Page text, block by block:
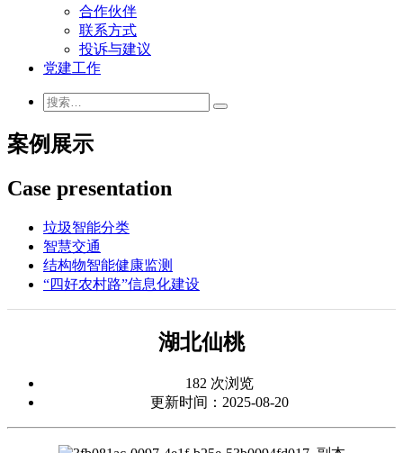
合作伙伴
联系方式
投诉与建议
党建工作
案例展示
Case presentation
垃圾智能分类
智慧交通
结构物智能健康监测
“四好农村路”信息化建设
湖北仙桃
182 次浏览
更新时间：2025-08-20